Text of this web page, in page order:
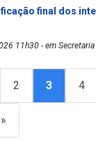
final dos
11h30 - em Secretaria
2 3 4
»